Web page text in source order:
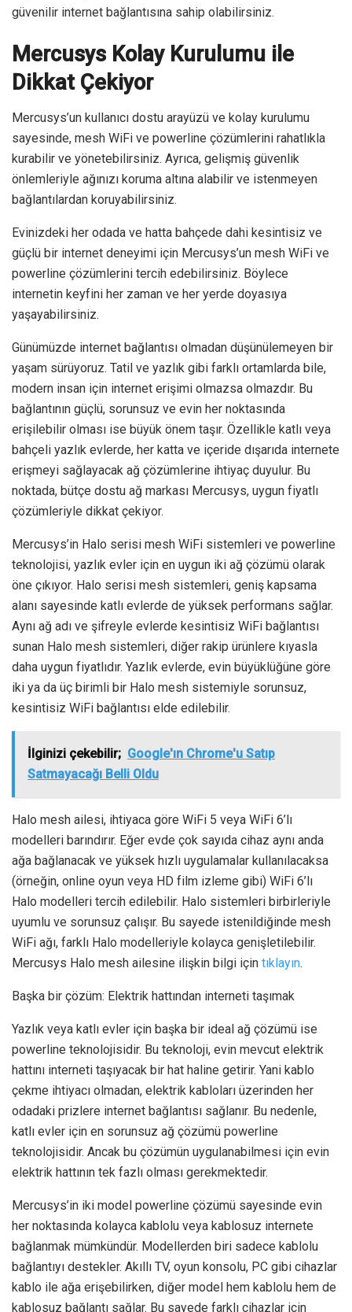
güvenilir internet bağlantısına sahip olabilirsiniz.
Mercusys Kolay Kurulumu ile
Dikkat Çekiyor
Mercusys’un kullanıcı dostu arayüzü ve kolay kurulumu
sayesinde, mesh WiFi ve powerline çözümlerini rahatlıkla
kurabilir ve yönetebilirsiniz. Ayrıca, gelişmiş güvenlik
önlemleriyle ağınızı koruma altına alabilir ve istenmeyen
bağlantılardan koruyabilirsiniz.
Evinizdeki her odada ve hatta bahçede dahi kesintisiz ve
güçlü bir internet deneyimi için Mercusys’un mesh WiFi ve
powerline çözümlerini tercih edebilirsiniz. Böylece
internetin keyfini her zaman ve her yerde doyasıya
yaşayabilirsiniz.
Günümüzde internet bağlantısı olmadan düşünülemeyen bir
yaşam sürüyoruz. Tatil ve yazlık gibi farklı ortamlarda bile,
modern insan için internet erişimi olmazsa olmazdır. Bu
bağlantının güçlü, sorunsuz ve evin her noktasında
erişilebilir olması ise büyük önem taşır. Özellikle katlı veya
bahçeli yazlık evlerde, her katta ve içeride dışarıda internete
erişmeyi sağlayacak ağ çözümlerine ihtiyaç duyulur. Bu
noktada, bütçe dostu ağ markası Mercusys, uygun fiyatlı
çözümleriyle dikkat çekiyor.
Mercusys’in Halo serisi mesh WiFi sistemleri ve powerline
teknolojisi, yazlık evler için en uygun iki ağ çözümü olarak
öne çıkıyor. Halo serisi mesh sistemleri, geniş kapsama
alanı sayesinde katlı evlerde de yüksek performans sağlar.
Aynı ağ adı ve şifreyle evlerde kesintisiz WiFi bağlantısı
sunan Halo mesh sistemleri, diğer rakip ürünlere kıyasla
daha uygun fiyatlıdır. Yazlık evlerde, evin büyüklüğüne göre
iki ya da üç birimli bir Halo mesh sistemiyle sorunsuz,
kesintisiz WiFi bağlantısı elde edilebilir.
İlginizi çekebilir; Google'ın Chrome'u Satıp
Satmayacağı Belli Oldu
Halo mesh ailesi, ihtiyaca göre WiFi 5 veya WiFi 6’lı
modelleri barındırır. Eğer evde çok sayıda cihaz aynı anda
ağa bağlanacak ve yüksek hızlı uygulamalar kullanılacaksa
(örneğin, online oyun veya HD film izleme gibi) WiFi 6’lı
Halo modelleri tercih edilebilir. Halo sistemleri birbirleriyle
uyumlu ve sorunsuz çalışır. Bu sayede istenildiğinde mesh
WiFi ağı, farklı Halo modelleriyle kolayca genişletilebilir.
Mercusys Halo mesh ailesine ilişkin bilgi için tıklayın.
Başka bir çözüm: Elektrik hattından interneti taşımak
Yazlık veya katlı evler için başka bir ideal ağ çözümü ise
powerline teknolojisidir. Bu teknoloji, evin mevcut elektrik
hattını interneti taşıyacak bir hat haline getirir. Yani kablo
çekme ihtiyacı olmadan, elektrik kabloları üzerinden her
odadaki prizlere internet bağlantısı sağlanır. Bu nedenle,
katlı evler için en sorunsuz ağ çözümü powerline
teknolojisidir. Ancak bu çözümün uygulanabilmesi için evin
elektrik hattının tek fazlı olması gerekmektedir.
Mercusys’in iki model powerline çözümü sayesinde evin
her noktasında kolayca kablolu veya kablosuz internete
bağlanmak mümkündür. Modellerden biri sadece kablolu
bağlantıyı destekler. Akıllı TV, oyun konsolu, PC gibi cihazlar
kablo ile ağa erişebilirken, diğer model hem kablolu hem de
kablosuz bağlantı sağlar. Bu sayede farklı cihazlar için